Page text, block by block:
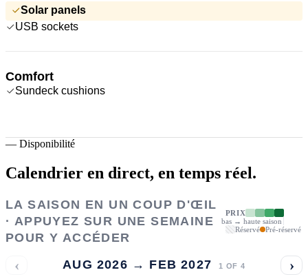
Solar panels
USB sockets
Comfort
Sundeck cushions
— Disponibilité
Calendrier en direct, en temps réel.
LA SAISON EN UN COUP D'ŒIL
· APPUYEZ SUR UNE SEMAINE
POUR Y ACCÉDER
PRIX
bas → haute saison
Réservé
Pré-réservé
‹ AUG 2026 → FEB 2027 1 OF 4 ›